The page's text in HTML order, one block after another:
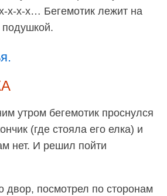
х-х-х… Бегемотик лежит на
утром бегемотик проснулся
(где стояла его елка) и
нет. И решил пойти
посмотрел по сторонам